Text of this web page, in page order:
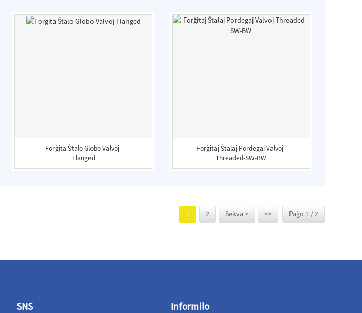
Forĝita Ŝtalo Globo Valvoj-
Flanged
Forĝitaj Ŝtalaj Pordegaj Valvoj-
Threaded-SW-BW
1 2 Sekva > >> Paĝo 1 / 2
SNS Informilo